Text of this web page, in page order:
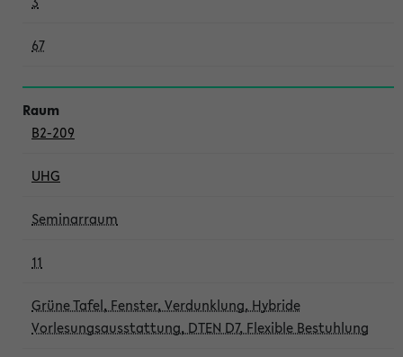
67
B2-209
UHG
Seminarraum
11
Grüne Tafel, Fenster, Verdunklung, Hybride
Vorlesungsausstattung, DTEN D7, Flexible Bestuhlung